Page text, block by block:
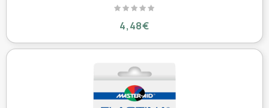
4,48€